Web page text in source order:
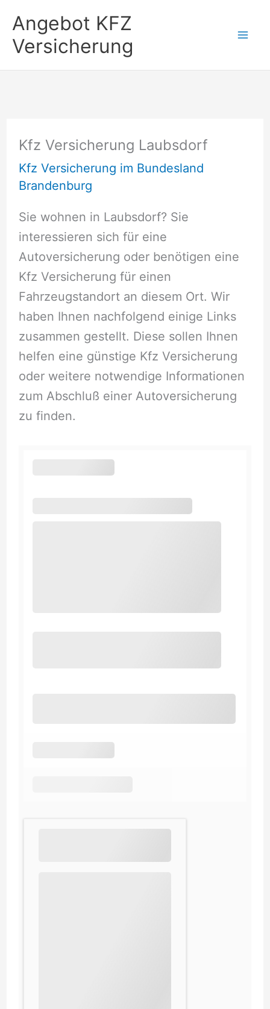
Inhalt
springen
Angebot KFZ
Versicherung
Kfz Versicherung Laubsdorf
Kfz Versicherung im Bundesland
Brandenburg
Sie wohnen in Laubsdorf? Sie
interessieren sich für eine
Autoversicherung oder benötigen eine
Kfz Versicherung für einen
Fahrzeugstandort an diesem Ort. Wir
haben Ihnen nachfolgend einige Links
zusammen gestellt. Diese sollen Ihnen
helfen eine günstige Kfz Versicherung
oder weitere notwendige Informationen
zum Abschluß einer Autoversicherung
zu finden.